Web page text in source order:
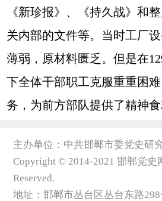
《新珍报》、《持久战》和
关内部的文件等。当时工厂
薄弱，原材料匮乏。但是在
下全体干部职工克服重重困
务，为前方部队提供了精神食
主办单位：中共邯郸市委党史研
Copyright © 2014-2021 邯郸党史
Reserved.
地址：邯郸市丛台区丛台东路